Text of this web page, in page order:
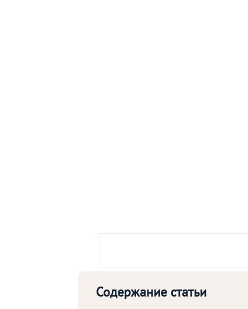
Содержание статьи